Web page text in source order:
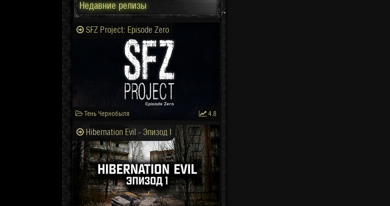
Недавние релизы
SFZ Project: Episode Zero
Тень Чернобыля 4.8
Hibernation Evil - Эпизод I